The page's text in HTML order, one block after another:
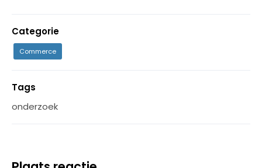
Categorie
Commerce
Tags
onderzoek